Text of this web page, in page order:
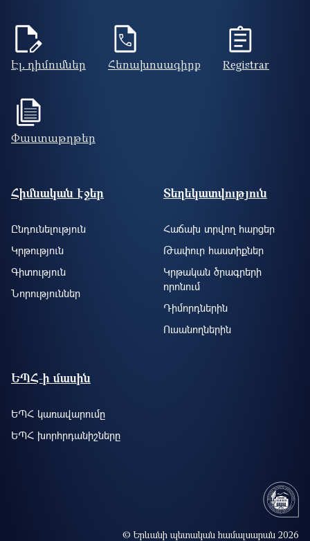
Էլ. դիմումներ Հեռախոսագիրք Registrar
Փաստաթղթեր
Footer site information
Հիմնական էջեր
Ընդունելություն
Կրթություն
Գիտություն
Նորություններ
Տեղեկատվություն
Հաճախ տրվող հարցեր
Թափուր հաստիքներ
Կրթական ծրագրերի
որոնում
Դիմորդներին
Ուսանողներին
ԵՊՀ-ի մասին
ԵՊՀ կառավարումը
ԵՊՀ խորհրդանիշները
© Երևանի պետական համալսարան 2026